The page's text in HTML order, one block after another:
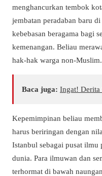
menghancurkan tembok
jembatan peradaban baru
kebebasan beragama bagi
kemenangan. Beliau
hak-hak warga non-Muslim.
Baca juga: Ingat! Derita
Kepemimpinan beliau
harus beriringan dengan
Istanbul sebagai pusat ilmu
dunia. Para ilmuwan dan
terhormat di bawah